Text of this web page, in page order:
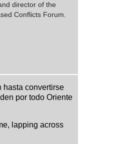
director of the
Conflicts Forum.
hasta convertirse
por todo Oriente
lapping across